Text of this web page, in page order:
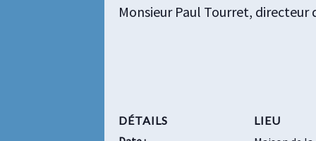
Monsieur Paul Tourret, directeur
DÉTAILS LIEU